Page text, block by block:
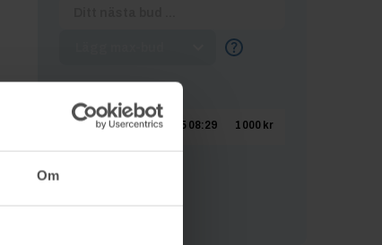
Om
bokesliden 25/5 08:29 1 000 kr